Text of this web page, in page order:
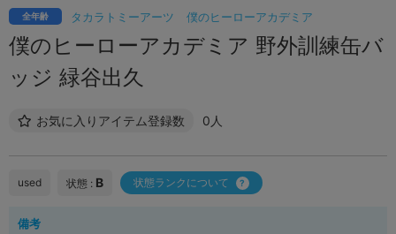
タカラトミーアーツ 僕のヒーローアカデミア
全年齢
僕のヒーローアカデミア 野外訓練缶バ
ッジ 緑谷出久
お気に入りアイテム登録数 0人
used 状態 : B 状態ランクについて
備考